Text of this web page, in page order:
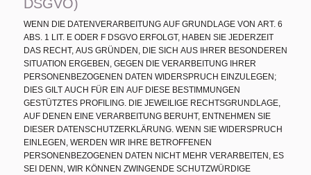
DSGVO)
WENN DIE DATENVERARBEITUNG AUF GRUNDLAGE VON ART. 6
ABS. 1 LIT. E ODER F DSGVO ERFOLGT, HABEN SIE JEDERZEIT
DAS RECHT, AUS GRÜNDEN, DIE SICH AUS IHRER BESONDEREN
SITUATION ERGEBEN, GEGEN DIE VERARBEITUNG IHRER
PERSONENBEZOGENEN DATEN WIDERSPRUCH EINZULEGEN;
DIES GILT AUCH FÜR EIN AUF DIESE BESTIMMUNGEN
GESTÜTZTES PROFILING. DIE JEWEILIGE RECHTSGRUNDLAGE,
AUF DENEN EINE VERARBEITUNG BERUHT, ENTNEHMEN SIE
DIESER DATENSCHUTZERKLÄRUNG. WENN SIE WIDERSPRUCH
EINLEGEN, WERDEN WIR IHRE BETROFFENEN
PERSONENBEZOGENEN DATEN NICHT MEHR VERARBEITEN, ES
SEI DENN, WIR KÖNNEN ZWINGENDE SCHUTZWÜRDIGE